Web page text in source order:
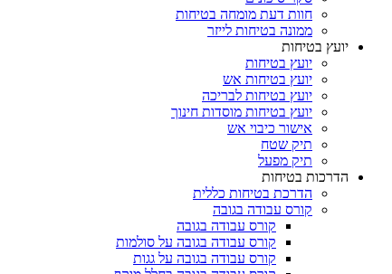
חוות דעת מומחה בטיחות
ממונה בטיחות לייזר
יועץ בטיחות
יועץ בטיחות
יועץ בטיחות אש
יועץ בטיחות לבריכה
יועץ בטיחות מוסדות חינוך
אישור כיבוי אש
תיק שטח
תיק מפעל
הדרכות בטיחות
הדרכת בטיחות כללית
קורס עבודה בגובה
קורס עבודה בגובה
קורס עבודה בגובה על סולמות
קורס עבודה בגובה על גגות